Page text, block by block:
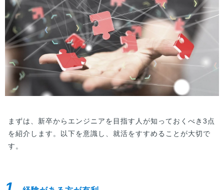
まずは、新卒からエンジニアを目指す人が知っておくべき3点
を紹介します。以下を意識し、就活をすすめることが大切で
す。